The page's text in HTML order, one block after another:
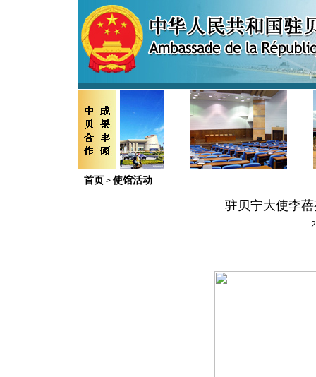
首页 > 使馆活动
驻贝宁大使李